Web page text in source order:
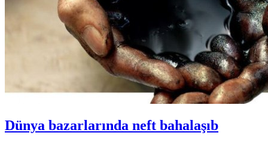
Dünya bazarlarında neft bahalaşıb